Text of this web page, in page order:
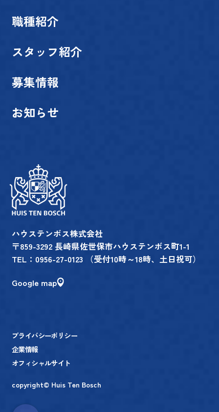
職種紹介
スタッフ紹介
募集情報
お知らせ
ハウステンボス株式会社
〒859-3292 長崎県佐世保市ハウステンボス町1-1
TEL： 0956-27-0123 （受付10時～18時、土日祝可）
Google map
プライバシーポリシー
企業情報
オフィシャルサイト
copyright© Huis Ten Bosch